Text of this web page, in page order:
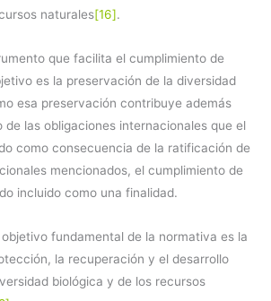
naturales[16].
que facilita el cumplimiento de
es la preservación de la diversidad
esa preservación contribuye además
de las obligaciones internacionales que el
como consecuencia de la ratificación de
mencionados, el cumplimiento de
incluido como una finalidad.
fundamental de la normativa es la
la recuperación y el desarrollo
biológica y de los recursos